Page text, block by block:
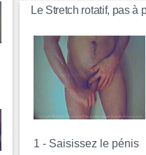
Le Stretch rotatif, pas à
1 - Saisissez le pénis